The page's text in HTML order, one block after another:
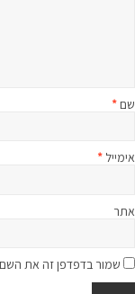
שם*
אימייל *
אתר
שמור בדפדפן זה את